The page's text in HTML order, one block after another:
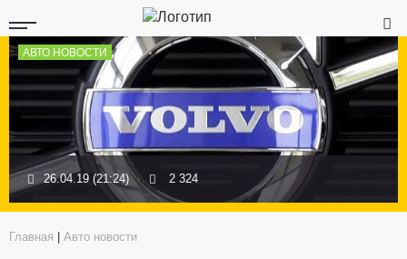
АВТО НОВОСТИ
26.04.19 (21:24) 2 324
Главная Авто новости